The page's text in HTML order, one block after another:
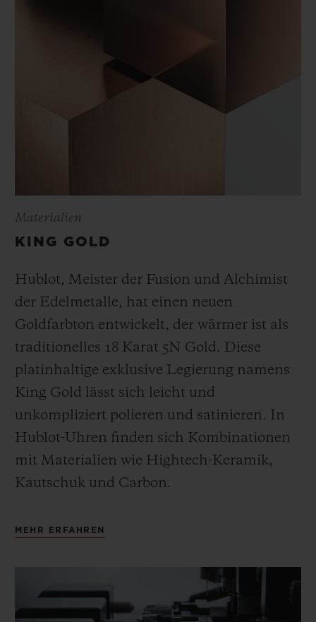
Materialien
KING GOLD
Hublot, Meister der Fusion und Alchimist
der Edelmetalle, hat einen neuen
Goldfarbton entwickelt, der wärmer ist als
traditionelles 18 Karat 5N Gold. Diese
platinhaltige exklusive Legierung namens
King Gold lässt sich leicht und
unkompliziert polieren und satinieren. In
Hublot-Uhren finden sich Kombinationen
mit Materialien wie Hightech-Keramik,
Kautschuk und Carbon.
MEHR ERFAHREN